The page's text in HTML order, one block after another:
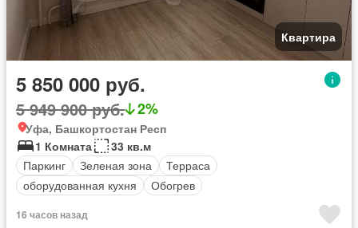
Квартира
5 850 000 руб.
5 949 900 руб. 2%
Уфа, Башкортостан Респ
1 Комната
33 кв.м
Паркинг
Зеленая зона
Терраса
оборудованная кухня
Обогрев
16 часов назад